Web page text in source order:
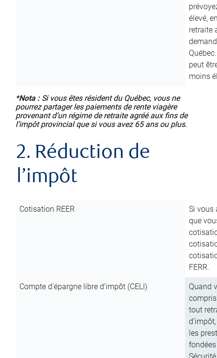
élevé,
retraite
peut
moins
*Nota :Si vous êtes résident du Québec, vous ne
pourrez partager les paiements de rente viagère
provenant d’un régime de retraite agréé aux fins de
l’impôt provincial que si vous avez 65 ans ou plus.
2. Réduction de
l’impôt
Cotisation REER
Si vous
que
FERR.
Compte d’épargne libre d’impôt (CELI)
Quand
tout
les